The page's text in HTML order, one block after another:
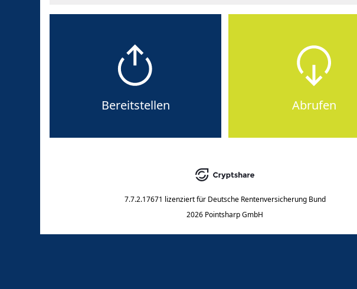
Bereitstellen Abrufen
7.7.2.17671 lizenziert für Deutsche Rentenversicherung Bund
2026 Pointsharp GmbH